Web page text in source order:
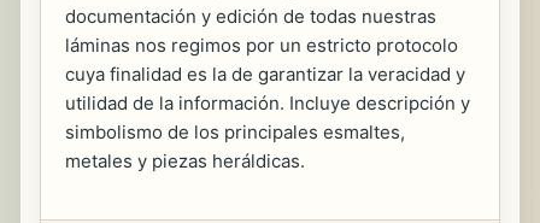
documentación y edición de todas nuestras
láminas nos regimos por un estricto protocolo
cuya finalidad es la de garantizar la veracidad y
utilidad de la información. Incluye descripción y
simbolismo de los principales esmaltes,
metales y piezas heráldicas.